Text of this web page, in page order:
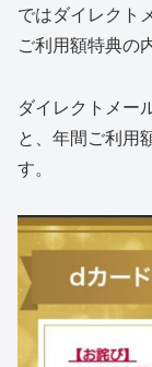
ではダイレクト
ご利用額特典の
ダイレクトメー
と、年間ご利用
す。